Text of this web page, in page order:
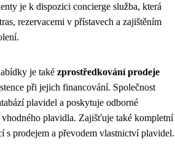
je k dispozici concierge služba, která
rezervacemi v přístavech a zajištěním
je také zprostředkování prodeje
při jejich financování. Společnost
plavidel a poskytuje odborné
plavidla. Zajišťuje také kompletní
s prodejem a převodem vlastnictví plavidel.